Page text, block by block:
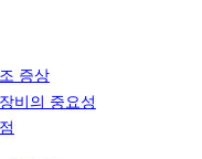
증상
비의 중요성